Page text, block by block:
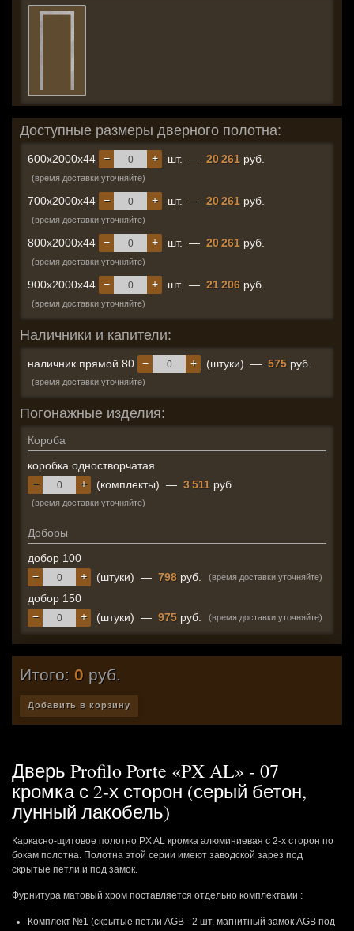
Доступные размеры дверного полотна:
600x2000x44 +
− шт. — 20 261 руб.
(время доставки уточняйте)
700x2000x44 +
− шт. — 20 261 руб.
(время доставки уточняйте)
800x2000x44 +
− шт. — 20 261 руб.
(время доставки уточняйте)
900x2000x44 +
− шт. — 21 206 руб.
(время доставки уточняйте)
Наличники и капители:
наличник прямой 80 +
− (штуки) — 575 руб.
(время доставки уточняйте)
Погонажные изделия:
Короба
коробка одностворчатая
+
− (комплекты) — 3 511 руб.
(время доставки уточняйте)
Доборы
добор 100
+
− (штуки) — 798 руб. (время доставки уточняйте)
добор 150
+
− (штуки) — 975 руб. (время доставки уточняйте)
Итого: 0 руб.
Добавить в корзину
Дверь Profilo Porte «PX AL» - 07
кромка с 2-х сторон (серый бетон,
лунный лакобель)
Каркасно-щитовое полотно PX AL кромка алюминиевая с 2-х сторон по
бокам полотна. Полотна этой серии имеют заводской зарез под
скрытые петли и под замок.
Фурнитура матовый хром поставляется отдельно комплектами :
Комплект №1 (скрытые петли AGB - 2 шт, магнитный замок AGB под